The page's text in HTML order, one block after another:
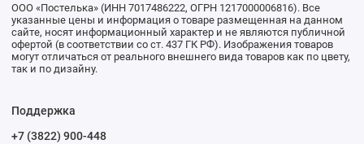
ООО «Постелька» (ИНН 7017486222, ОГРН 1217000006816). Все
указанные цены и информация о товаре размещенная на данном
сайте, носят информационный характер и не являются публичной
офертой (в соответствии со ст. 437 ГК РФ). Изображения товаров
могут отличаться от реального внешнего вида товаров как по цвету,
так и по дизайну.
Поддержка
+7 (3822) 900-448